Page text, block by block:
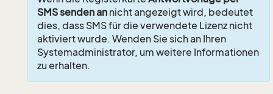
SMS senden an nicht angezeigt wird, bedeutet
dies, dass SMS für die verwendete Lizenz nicht
aktiviert wurde. Wenden Sie sich an Ihren
Systemadministrator, um weitere Informationen
zu erhalten.